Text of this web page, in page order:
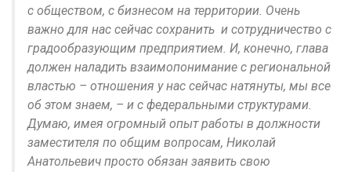
с обществом, с бизнесом на территории. Очень
важно для нас сейчас сохранить и сотрудничество с
градообразующим предприятием. И, конечно, глава
должен наладить взаимопонимание с региональной
властью – отношения у нас сейчас натянуты, мы все
об этом знаем, – и с федеральными структурами.
Думаю, имея огромный опыт работы в должности
заместителя по общим вопросам, Николай
Анатольевич просто обязан заявить свою